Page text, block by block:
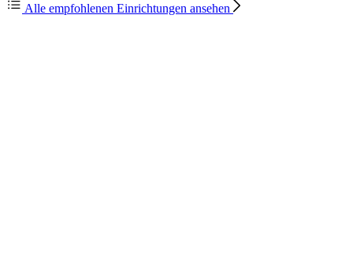
Alle empfohlenen Einrichtungen ansehen